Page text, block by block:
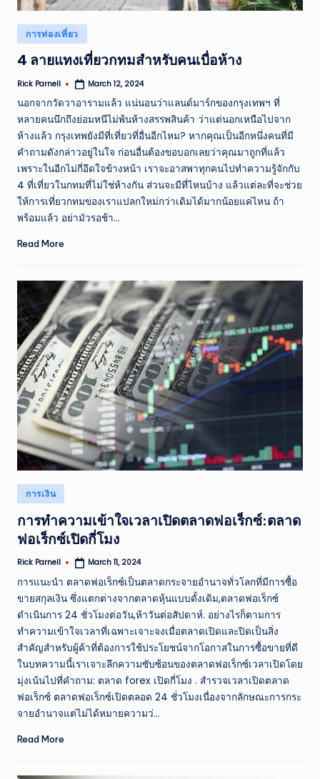
Posted
in
การท่องเที่ยว
4 ลายแทงเที่ยวกทมสำหรับคนเบื่อห้าง
Posted
Rick Parnell March 12, 2024
นอกจากวัดวาอารามแล้ว แน่นอนว่าแลนด์มาร์กของกรุงเทพฯ ที่
หลายคนนึกถึงย่อมหนีไม่พ้นห้างสรรพสินค้า ว่าแต่นอกเหนือไปจาก
ห้างแล้ว กรุงเทพยังมีที่เที่ยวที่อื่นอีกไหม? หากคุณเป็นอีกหนึ่งคนที่มี
คำถามดังกล่าวอยู่ในใจ ก่อนอื่นต้องขอบอกเลยว่าคุณมาถูกที่แล้ว
เพราะในอีกไม่กี่อึดใจข้างหน้า เราจะอาสพาทุกคนไปทำความรู้จักกับ
4 ที่เที่ยวในกทมที่ไม่ใช่ห้างกัน ส่วนจะมีที่ไหนบ้าง แล้วแต่ละที่จะช่วย
ให้การเที่ยวกทมของเราแปลกใหม่กว่าเดิมได้มากน้อยแค่ไหน ถ้า
พร้อมแล้ว อย่ามัวรอช้า…
Read More
Posted
in
การเงิน
การทำความเข้าใจเวลาเปิดตลาดฟอเร็กซ์:ตลาด
ฟอเร็กซ์เปิดกี่โมง
Posted
Rick Parnell March 11, 2024
การแนะนำ ตลาดฟอเร็กซ์เป็นตลาดกระจายอำนาจทั่วโลกที่มีการซื้อ
ขายสกุลเงิน ซึ่งแตกต่างจากตลาดหุ้นแบบดั้งเดิม,ตลาดฟอเร็กซ์
ดำเนินการ 24 ชั่วโมงต่อวัน,ห้าวันต่อสัปดาห์. อย่างไรก็ตามการ
ทำความเข้าใจเวลาที่เฉพาะเจาะจงเมื่อตลาดเปิดและปิดเป็นสิ่ง
สำคัญสำหรับผู้ค้าที่ต้องการใช้ประโยชน์จากโอกาสในการซื้อขายที่ดี
ในบทความนี้เราเจาะลึกความซับซ้อนของตลาดฟอเร็กซ์เวลาเปิดโดย
มุ่งเน้นไปที่คำถาม: ตลาด forex เปิดกี่โมง . สำรวจเวลาเปิดตลาด
ฟอเร็กซ์ ตลาดฟอเร็กซ์เปิดตลอด 24 ชั่วโมงเนื่องจากลักษณะการกระ
จายอำนาจแต่ไม่ได้หมายความว่…
Read More